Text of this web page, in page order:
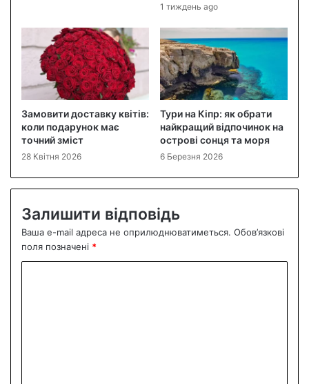
1 тиждень ago
Замовити доставку квітів:
коли подарунок має
точний зміст
28 Квітня 2026
Тури на Кіпр: як обрати
найкращий відпочинок на
острові сонця та моря
6 Березня 2026
Залишити відповідь
Ваша e-mail адреса не оприлюднюватиметься. Обов’язкові
поля позначені *